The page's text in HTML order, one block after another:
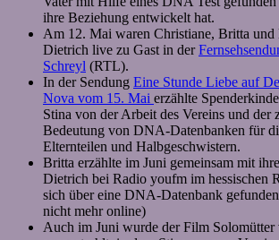
ihre Beziehung entwickelt hat.
Am 12. Mai waren Christiane, Britta und
Dietrich live zu Gast in der
Schreyl (RTL).
In der Sendung Eine Stunde Liebe auf
Nova vom 15. Mai erzählte
Stina von der Arbeit des Vereins und der
Bedeutung von DNA-Datenbanken für
Elternteilen und Halbgeschwistern.
Britta erzählte im Juni gemeinsam mit
Dietrich bei Radio youfm im hessischen
sich über eine DNA-Datenbank
nicht mehr online)
Auch im Juni wurde der Film Solomütter